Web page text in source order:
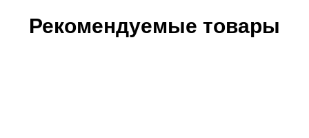
Рекомендуемые товары